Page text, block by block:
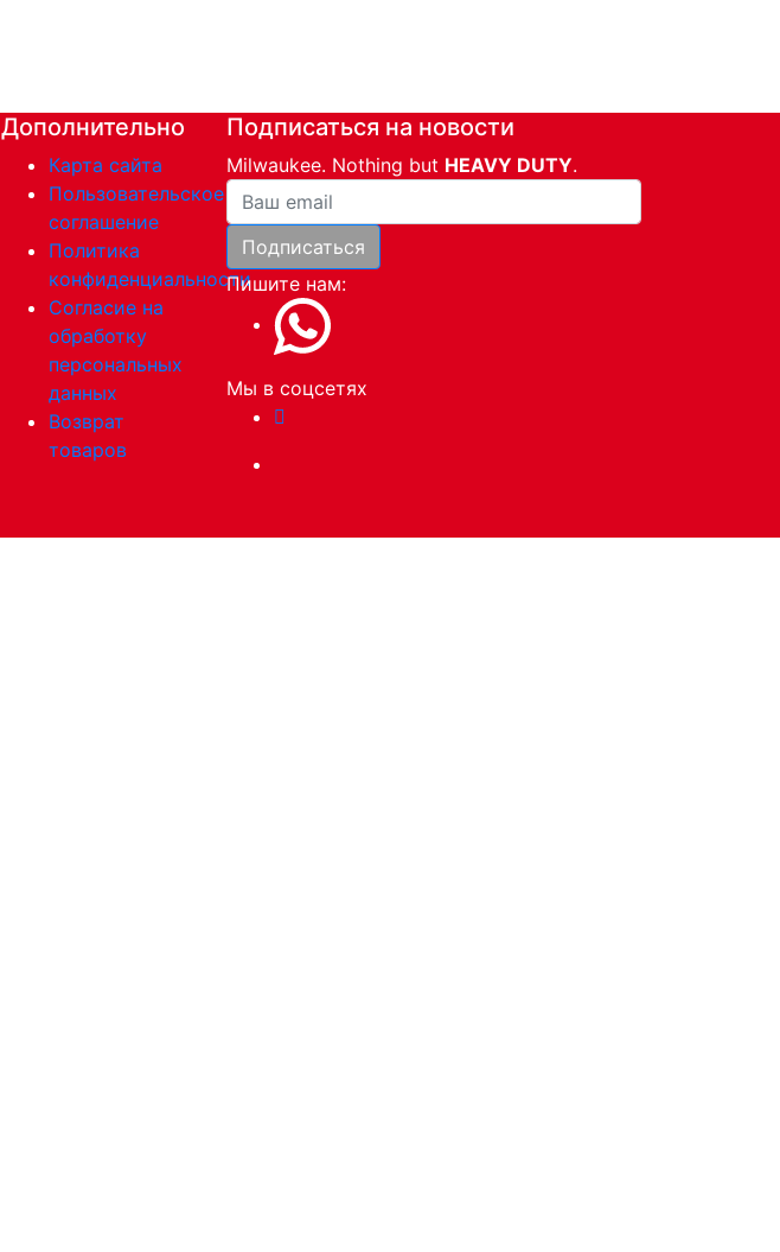
Дополнительно
Карта сайта
Пользовательское
соглашение
Политика
конфиденциальности
Согласие на
обработку
персональных
данных
Возврат
товаров
Подписаться на новости
Milwaukee. Nothing but HEAVY DUTY.
Ваша почта
Подписаться
Пишите нам:
Мы в соцсетях